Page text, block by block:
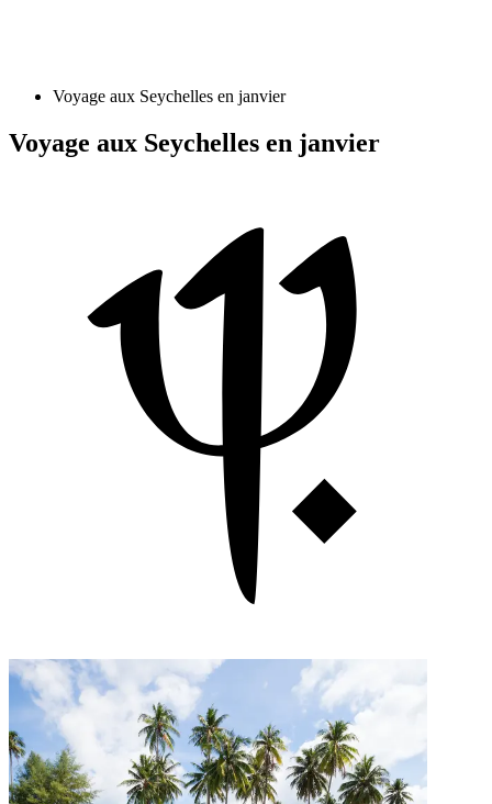
Voyage aux Seychelles en janvier
Voyage aux Seychelles en janvier